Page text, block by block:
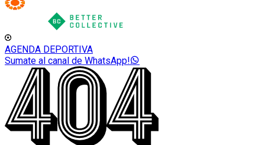
AGENDA DEPORTIVA
Sumate al canal de WhatsApp!